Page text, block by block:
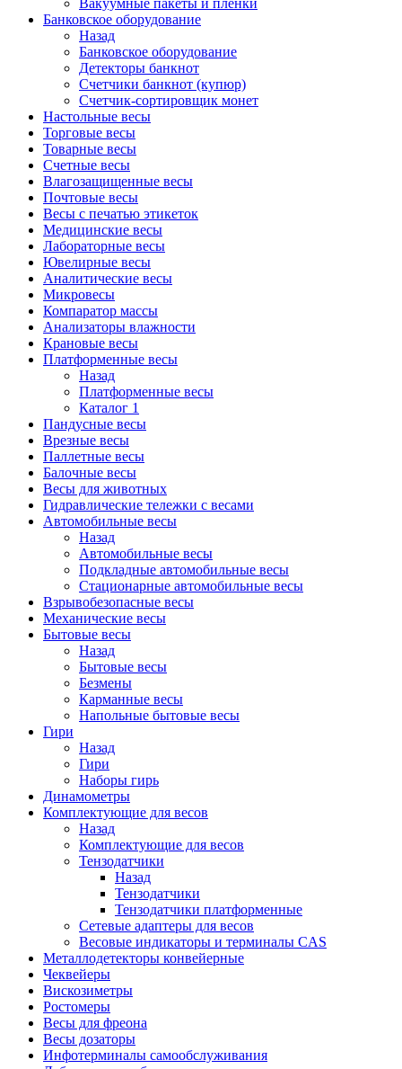
Вакуумные пакеты и плёнки
Банковское оборудование
Назад
Банковское оборудование
Детекторы банкнот
Cчетчики банкнот (купюр)
Счетчик-сортировщик монет
Настольные весы
Торговые весы
Товарные весы
Счетные весы
Влагозащищенные весы
Почтовые весы
Весы с печатью этикеток
Медицинские весы
Лабораторные весы
Ювелирные весы
Аналитические весы
Микровесы
Компаратор массы
Анализаторы влажности
Крановые весы
Платформенные весы
Назад
Платформенные весы
Каталог 1
Пандусные весы
Врезные весы
Паллетные весы
Балочные весы
Весы для животных
Гидравлические тележки с весами
Автомобильные весы
Назад
Автомобильные весы
Подкладные автомобильные весы
Стационарные автомобильные весы
Взрывобезопасные весы
Механические весы
Бытовые весы
Назад
Бытовые весы
Безмены
Карманные весы
Напольные бытовые весы
Гири
Назад
Гири
Наборы гирь
Динамометры
Комплектующие для весов
Назад
Комплектующие для весов
Тензодатчики
Назад
Тензодатчики
Тензодатчики платформенные
Сетевые адаптеры для весов
Весовые индикаторы и терминалы CAS
Металлодетекторы конвейерные
Чеквейеры
Вискозиметры
Ростомеры
Весы для фреона
Весы дозаторы
Инфотерминалы самообслуживания